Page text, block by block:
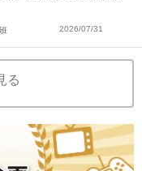
2026/07/31
る